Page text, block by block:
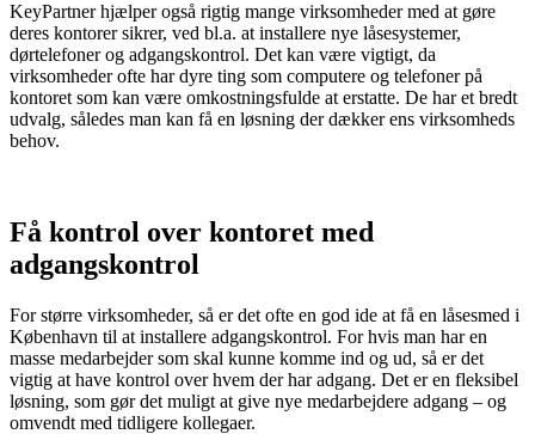
KeyPartner hjælper også rigtig mange virksomheder med at gøre
deres kontorer sikrer, ved bl.a. at installere nye låsesystemer,
dørtelefoner og adgangskontrol. Det kan være vigtigt, da
virksomheder ofte har dyre ting som computere og telefoner på
kontoret som kan være omkostningsfulde at erstatte. De har et bredt
udvalg, således man kan få en løsning der dækker ens virksomheds
behov.
Få kontrol over kontoret med
adgangskontrol
For større virksomheder, så er det ofte en god ide at få en låsesmed i
København til at installere adgangskontrol. For hvis man har en
masse medarbejder som skal kunne komme ind og ud, så er det
vigtig at have kontrol over hvem der har adgang. Det er en fleksibel
løsning, som gør det muligt at give nye medarbejdere adgang – og
omvendt med tidligere kollegaer.